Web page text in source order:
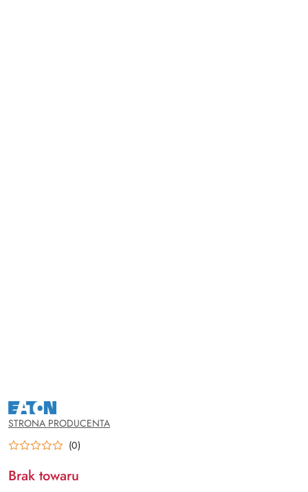
NAZWA
PRODUCENTA:
EATON
STRONA PRODUCENTA
(0)
Brak towaru